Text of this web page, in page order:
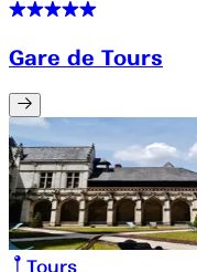
Gare de Tours
Tours